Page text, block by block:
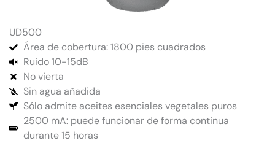
UD500
Área de cobertura: 1800 pies cuadrados
Ruido 10-15dB
No vierta
Sin agua añadida
Sólo admite aceites esenciales vegetales puros
2500 mA: puede funcionar de forma continua
durante 15 horas